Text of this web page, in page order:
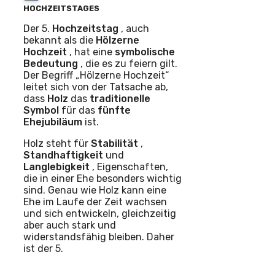
HOCHZEITSTAGES
Der 5. Hochzeitstag , auch
bekannt als die Hölzerne
Hochzeit , hat eine symbolische
Bedeutung , die es zu feiern gilt.
Der Begriff „Hölzerne Hochzeit“
leitet sich von der Tatsache ab,
dass Holz das traditionelle
Symbol für das fünfte
Ehejubiläum ist.
Holz steht für Stabilität ,
Standhaftigkeit und
Langlebigkeit , Eigenschaften,
die in einer Ehe besonders wichtig
sind. Genau wie Holz kann eine
Ehe im Laufe der Zeit wachsen
und sich entwickeln, gleichzeitig
aber auch stark und
widerstandsfähig bleiben. Daher
ist der 5.